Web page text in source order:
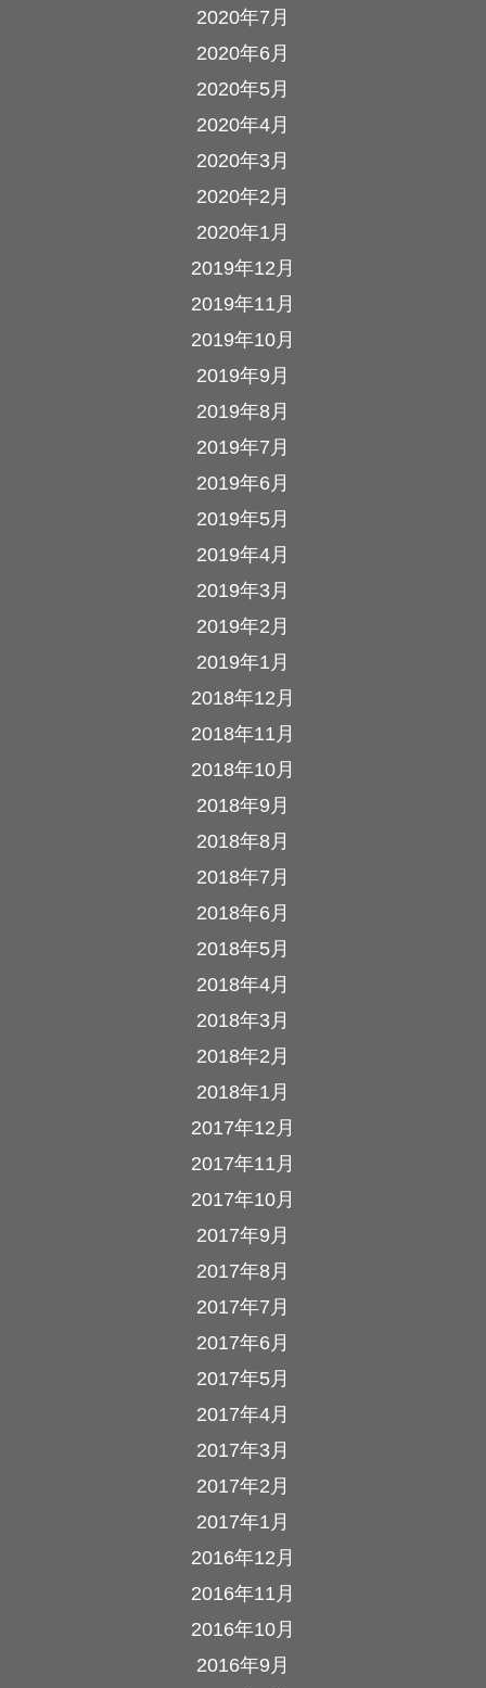
2020年7月
2020年6月
2020年5月
2020年4月
2020年3月
2020年2月
2020年1月
2019年12月
2019年11月
2019年10月
2019年9月
2019年8月
2019年7月
2019年6月
2019年5月
2019年4月
2019年3月
2019年2月
2019年1月
2018年12月
2018年11月
2018年10月
2018年9月
2018年8月
2018年7月
2018年6月
2018年5月
2018年4月
2018年3月
2018年2月
2018年1月
2017年12月
2017年11月
2017年10月
2017年9月
2017年8月
2017年7月
2017年6月
2017年5月
2017年4月
2017年3月
2017年2月
2017年1月
2016年12月
2016年11月
2016年10月
2016年9月